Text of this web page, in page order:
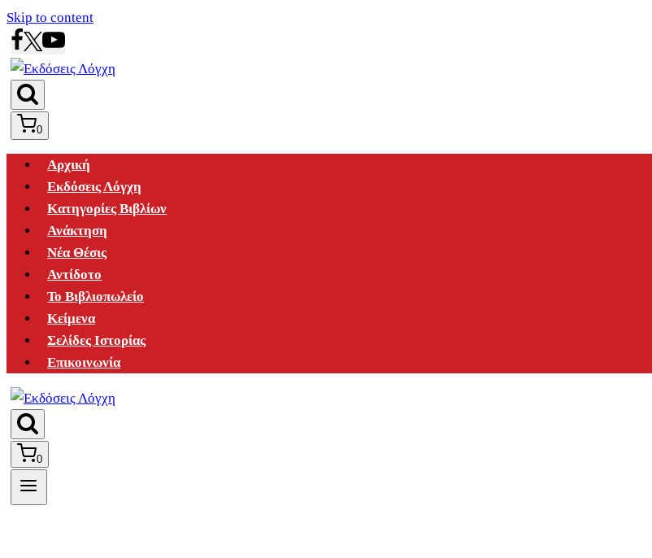
Skip to content
0
Αρχική
Εκδόσεις Λόγχη
Κατηγορίες Βιβλίων
Ανάκτηση
Νέα Θέσις
Αντίδοτο
Το Βιβλιοπωλείο
Κείμενα
Σελίδες Ιστορίας
Επικοινωνία
0